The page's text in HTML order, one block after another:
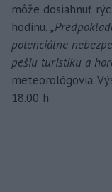
môže dosiahnuť
hodinu.
potenciálne
pešiu turistiku a
meteorológovia.
18.00 h.